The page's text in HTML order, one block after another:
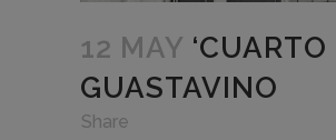
12 MAY
GUASTAVINO
Share